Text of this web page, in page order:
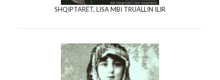
SHQIPTARËT, LISA MBI TRUALLIN ILIR